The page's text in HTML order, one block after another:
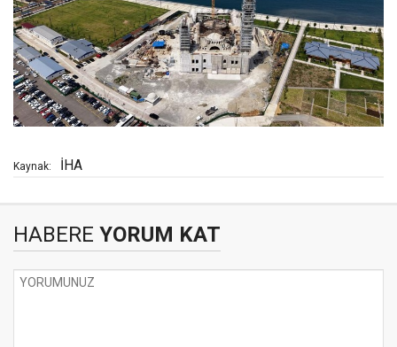
Kaynak: İHA
HABERE YORUM KAT